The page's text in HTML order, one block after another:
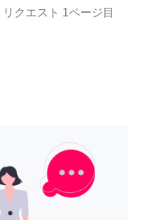
リクエスト 1ページ目